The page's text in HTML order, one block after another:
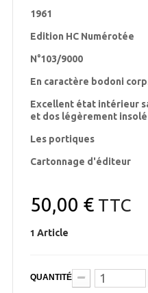
1961
Edition HC Numérotée
N°103/9000
En caractère bodoni
Excellent état intérieur
et dos légèrement insolé
Les portiques
Cartonnage d'éditeur
50,00 €TTC
1 Article
QUANTITÉ